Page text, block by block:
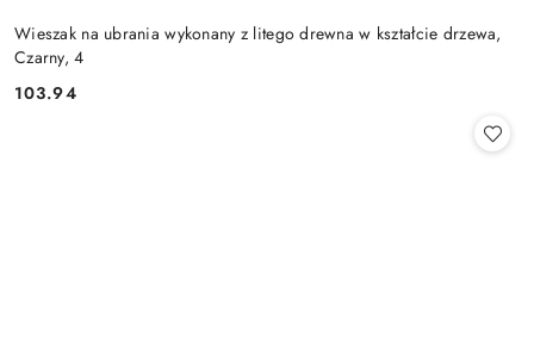
Wieszak na ubrania wykonany z litego drewna w kształcie drzewa,
Czarny, 4
Cena:
103.94